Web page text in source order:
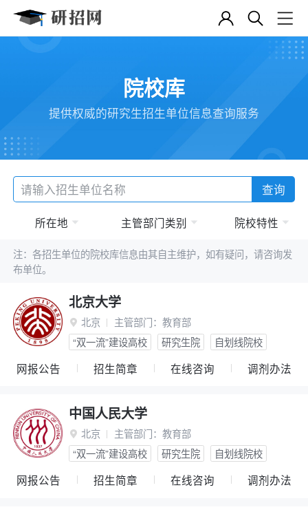
院校库
提供权威的研究生招生单位信息查询服务
查询
所在地 主管部门类别 院校特性
注：各招生单位的院校库信息由其自主维护，如有疑问，请咨询发
布单位。
北京大学
 北京 主管部门： 教育部
“双一流”建设高校
研究生院 自划线院校
网报公告 招生简章 在线咨询 调剂办法
中国人民大学
 北京 主管部门： 教育部
“双一流”建设高校
研究生院 自划线院校
网报公告 招生简章 在线咨询 调剂办法